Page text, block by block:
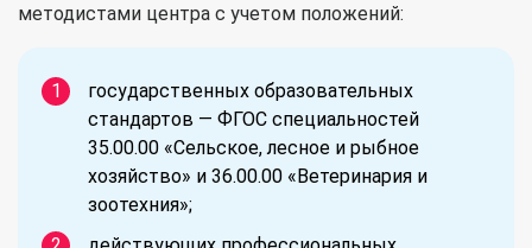
методистами центра с учетом положений:
государственных образовательных
стандартов — ФГОС специальностей
35.00.00 «Сельское, лесное и рыбное
хозяйство» и 36.00.00 «Ветеринария и
зоотехния»;